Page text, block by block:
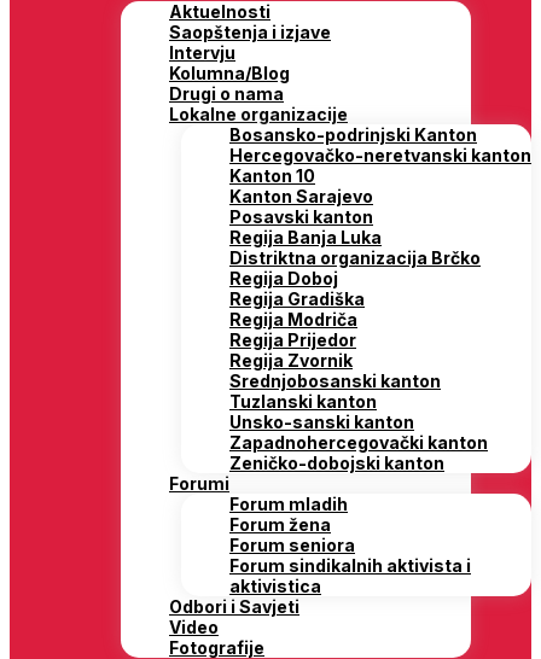
Aktuelnosti
Saopštenja i izjave
Intervju
Kolumna/Blog
Drugi o nama
Lokalne organizacije
Bosansko-podrinjski Kanton
Hercegovačko-neretvanski kanton
Kanton 10
Kanton Sarajevo
Posavski kanton
Regija Banja Luka
Distriktna organizacija Brčko
Regija Doboj
Regija Gradiška
Regija Modriča
Regija Prijedor
Regija Zvornik
Srednjobosanski kanton
Tuzlanski kanton
Unsko-sanski kanton
Zapadnohercegovački kanton
Zeničko-dobojski kanton
Forumi
Forum mladih
Forum žena
Forum seniora
Forum sindikalnih aktivista i
aktivistica
Odbori i Savjeti
Video
Fotografije